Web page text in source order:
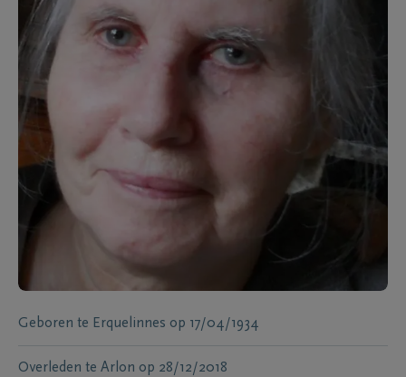
Geboren te Erquelinnes op 17/04/1934
Overleden te Arlon op 28/12/2018